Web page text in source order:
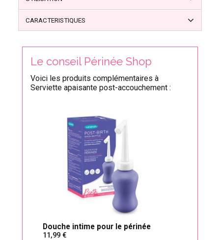
CARACTERISTIQUES
Le conseil Périnée Shop
Voici les produits complémentaires à
Serviette apaisante post-accouchement :
Douche intime pour le périnée
11,99